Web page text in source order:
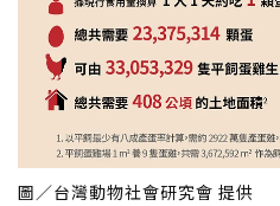
圖／台灣動物社會研究會 提供